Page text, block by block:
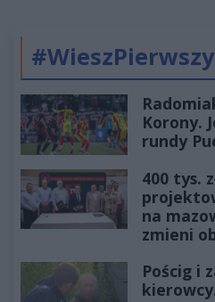
#WieszPierwszy
Korony.
rundy
400 tys.
na
zmieni
Pościg i